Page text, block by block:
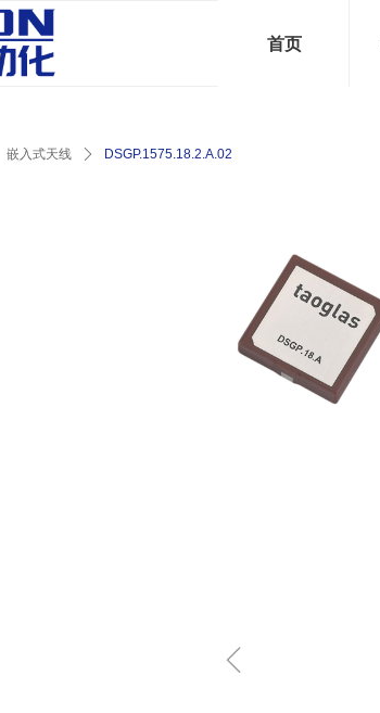
首页
嵌入式天线 ꄲ DSGP.1575.18.2.A.02
ꁆ